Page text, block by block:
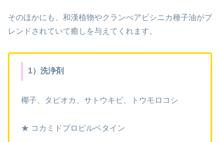
そのほかにも、和漢植物やクランべアビシニカ種子油がブ
レンドされていて癒しを与えてくれます。
1）洗浄剤
椰子、タピオカ、サトウキビ、トウモロコシ
★ コカミドプロピルベタイン